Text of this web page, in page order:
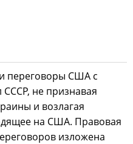
переговоры США с
СССР, не признавая
и возлагая
на США. Правовая
изложена